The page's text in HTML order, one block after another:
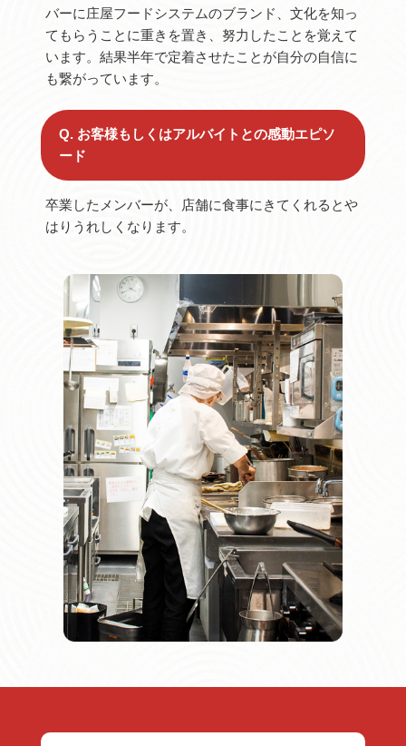
バーに庄屋フードシステムのブランド、文化を知っ
てもらうことに重きを置き、努力したことを覚えて
います。結果半年で定着させたことが自分の自信に
も繋がっています。
Q. お客様もしくはアルバイトとの感動エピソ
ード
卒業したメンバーが、店舗に食事にきてくれるとや
はりうれしくなります。